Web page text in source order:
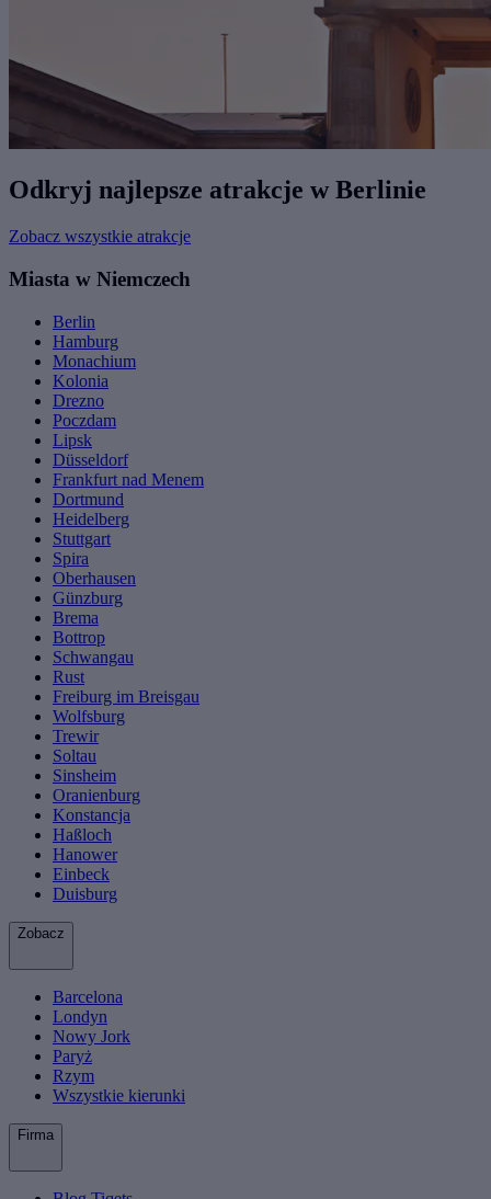
Odkryj najlepsze atrakcje w Berlinie
Zobacz wszystkie atrakcje
Miasta w Niemczech
Berlin
Hamburg
Monachium
Kolonia
Drezno
Poczdam
Lipsk
Düsseldorf
Frankfurt nad Menem
Dortmund
Heidelberg
Stuttgart
Spira
Oberhausen
Günzburg
Brema
Bottrop
Schwangau
Rust
Freiburg im Breisgau
Wolfsburg
Trewir
Soltau
Sinsheim
Oranienburg
Konstancja
Haßloch
Hanower
Einbeck
Duisburg
Zobacz
Barcelona
Londyn
Nowy Jork
Paryż
Rzym
Wszystkie kierunki
Firma